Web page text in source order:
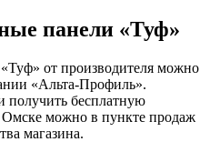
панели «Туф»
от производителя можно
«Альта-Профиль».
получить бесплатную
Омске можно в пункте продаж
магазина.